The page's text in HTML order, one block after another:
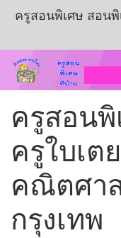
ครูสอนพิเศษ สอน
ครูสอนพิ
ครูใบเต
คณิตศา
กรุงเทพ